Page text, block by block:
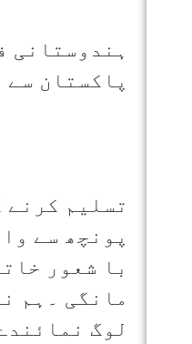
ہندوستانی
پاکستان سے
تسلیم کرنے
پونچھ سے
با شعور
مانگی ۔ہم
لوگ